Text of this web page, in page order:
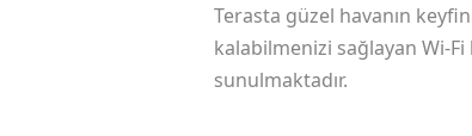
Terasta güzel havanın
kalabilmenizi sağlayan Wi-Fi
sunulmaktadır.